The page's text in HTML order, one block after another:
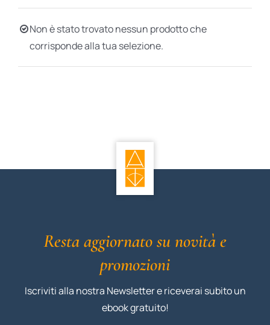
BIOGRAFIE
ATTUALITÀ
Non è stato trovato nessun prodotto che
corrisponde alla tua selezione.
Resta aggiornato su novità e
promozioni
Iscriviti alla nostra Newsletter e riceverai subito un
ebook gratuito!